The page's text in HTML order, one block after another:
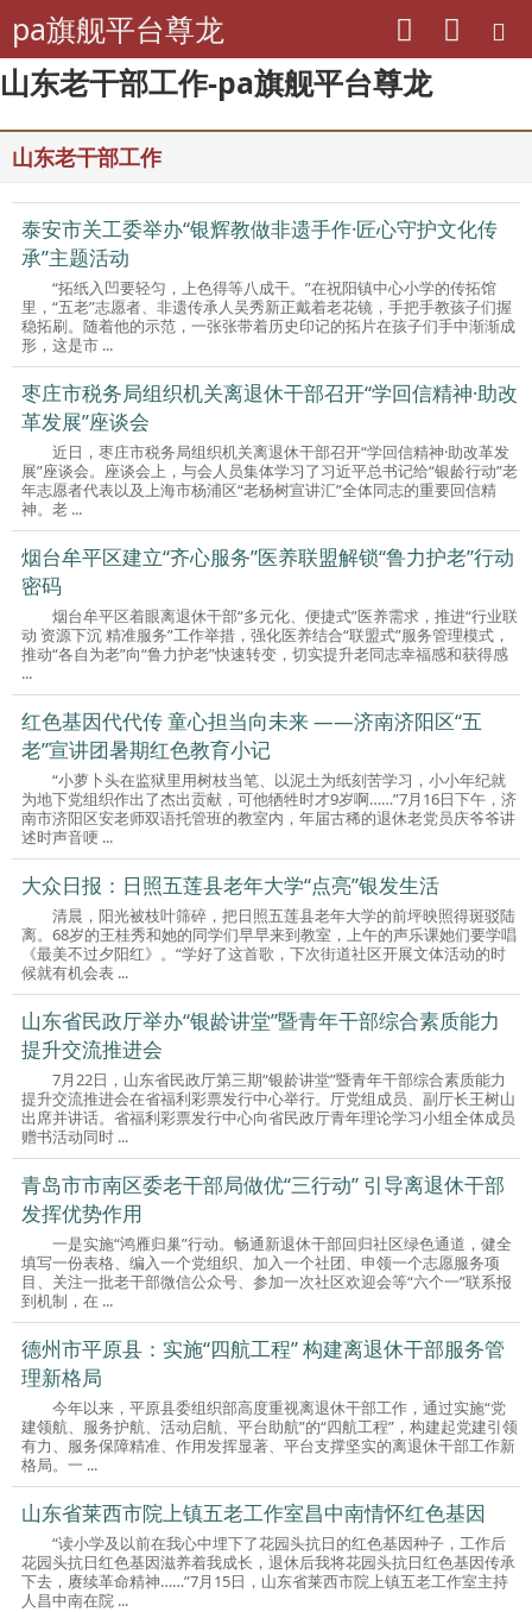
山东老干部工作-pa旗舰平台尊龙
pa旗舰平台尊龙
山东老干部工作
泰安市关工委举办“银辉教做非遗手作·匠心守护文化传
承”主题活动
“拓纸入凹要轻匀，上色得等八成干。”在祝阳镇中心小学的传拓馆
里，“五老”志愿者、非遗传承人吴秀新正戴着老花镜，手把手教孩子们握
稳拓刷。随着他的示范，一张张带着历史印记的拓片在孩子们手中渐渐成
形，这是市 ...
枣庄市税务局组织机关离退休干部召开“学回信精神·助改
革发展”座谈会
近日，枣庄市税务局组织机关离退休干部召开“学回信精神·助改革发
展”座谈会。座谈会上，与会人员集体学习了习近平总书记给“银龄行动”老
年志愿者代表以及上海市杨浦区“老杨树宣讲汇”全体同志的重要回信精
神。老 ...
烟台牟平区建立“齐心服务”医养联盟解锁“鲁力护老”行动
密码
烟台牟平区着眼离退休干部“多元化、便捷式”医养需求，推进“行业联
动 资源下沉 精准服务”工作举措，强化医养结合“联盟式”服务管理模式，
推动“各自为老”向“鲁力护老”快速转变，切实提升老同志幸福感和获得感
...
红色基因代代传 童心担当向未来 ——济南济阳区“五
老”宣讲团暑期红色教育小记
“小萝卜头在监狱里用树枝当笔、以泥土为纸刻苦学习，小小年纪就
为地下党组织作出了杰出贡献，可他牺牲时才9岁啊……”7月16日下午，济
南市济阳区安老师双语托管班的教室内，年届古稀的退休老党员庆爷爷讲
述时声音哽 ...
大众日报：日照五莲县老年大学“点亮”银发生活
清晨，阳光被枝叶筛碎，把日照五莲县老年大学的前坪映照得斑驳陆
离。68岁的王桂秀和她的同学们早早来到教室，上午的声乐课她们要学唱
《最美不过夕阳红》。“学好了这首歌，下次街道社区开展文体活动的时
候就有机会表 ...
山东省民政厅举办“银龄讲堂”暨青年干部综合素质能力
提升交流推进会
7月22日，山东省民政厅第三期“银龄讲堂”暨青年干部综合素质能力
提升交流推进会在省福利彩票发行中心举行。厅党组成员、副厅长王树山
出席并讲话。省福利彩票发行中心向省民政厅青年理论学习小组全体成员
赠书活动同时 ...
青岛市市南区委老干部局做优“三行动” 引导离退休干部
发挥优势作用
一是实施“鸿雁归巢”行动。畅通新退休干部回归社区绿色通道，健全
填写一份表格、编入一个党组织、加入一个社团、申领一个志愿服务项
目、关注一批老干部微信公众号、参加一次社区欢迎会等“六个一”联系报
到机制，在 ...
德州市平原县：实施“四航工程” 构建离退休干部服务管
理新格局
今年以来，平原县委组织部高度重视离退休干部工作，通过实施“党
建领航、服务护航、活动启航、平台助航”的“四航工程”，构建起党建引领
有力、服务保障精准、作用发挥显著、平台支撑坚实的离退休干部工作新
格局。一 ...
山东省莱西市院上镇五老工作室昌中南情怀红色基因
“读小学及以前在我心中埋下了花园头抗日的红色基因种子，工作后
花园头抗日红色基因滋养着我成长，退休后我将花园头抗日红色基因传承
下去，赓续革命精神……”7月15日，山东省莱西市院上镇五老工作室主持
人昌中南在院 ...